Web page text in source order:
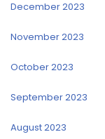
December 2023
November 2023
October 2023
September 2023
August 2023